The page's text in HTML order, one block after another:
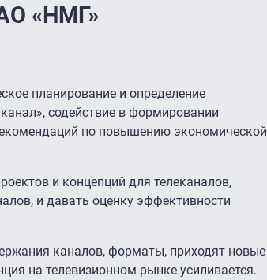
«НМГ»
планирование и определение
содействие в формировании
по повышению экономической
и концепций для телеканалов,
и давать оценку эффективности
каналов, форматы, приходят новые
на телевизионном рынке усиливается.